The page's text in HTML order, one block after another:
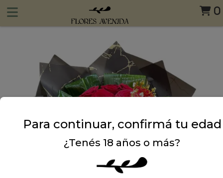
0
Para continuar, confirmá tu edad
¿Tenés 18 años o más?